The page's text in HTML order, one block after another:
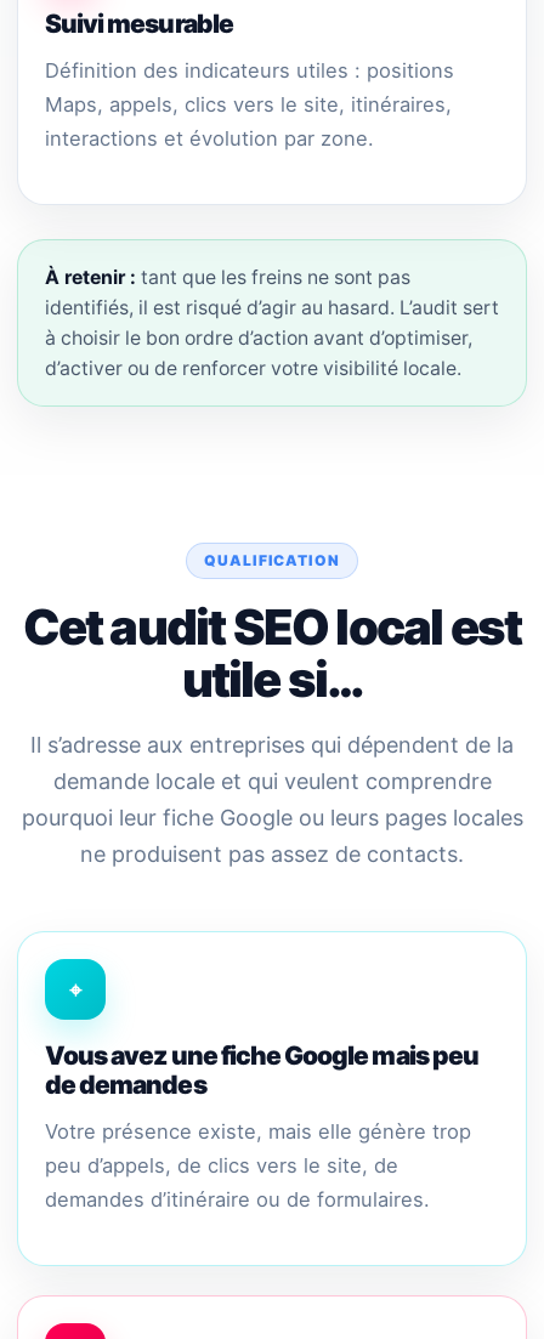
Suivi mesurable
Définition des indicateurs utiles : positions
Maps, appels, clics vers le site, itinéraires,
interactions et évolution par zone.
À retenir : tant que les freins ne sont pas
identifiés, il est risqué d’agir au hasard. L’audit sert
à choisir le bon ordre d’action avant d’optimiser,
d’activer ou de renforcer votre visibilité locale.
QUALIFICATION
Cet audit SEO local est
utile si…
Il s’adresse aux entreprises qui dépendent de la
demande locale et qui veulent comprendre
pourquoi leur fiche Google ou leurs pages locales
ne produisent pas assez de contacts.
⌖
Vous avez une fiche Google mais peu
de demandes
Votre présence existe, mais elle génère trop
peu d’appels, de clics vers le site, de
demandes d’itinéraire ou de formulaires.